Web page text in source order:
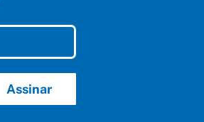
Assinar